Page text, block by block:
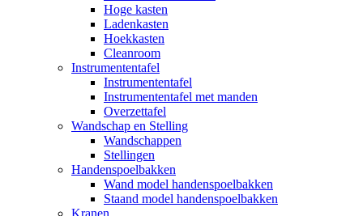
Hoge kasten
Ladenkasten
Hoekkasten
Cleanroom
Instrumententafel
Instrumententafel
Instrumententafel met manden
Overzettafel
Wandschap en Stelling
Wandschappen
Stellingen
Handenspoelbakken
Wand model handenspoelbakken
Staand model handenspoelbakken
Kranen